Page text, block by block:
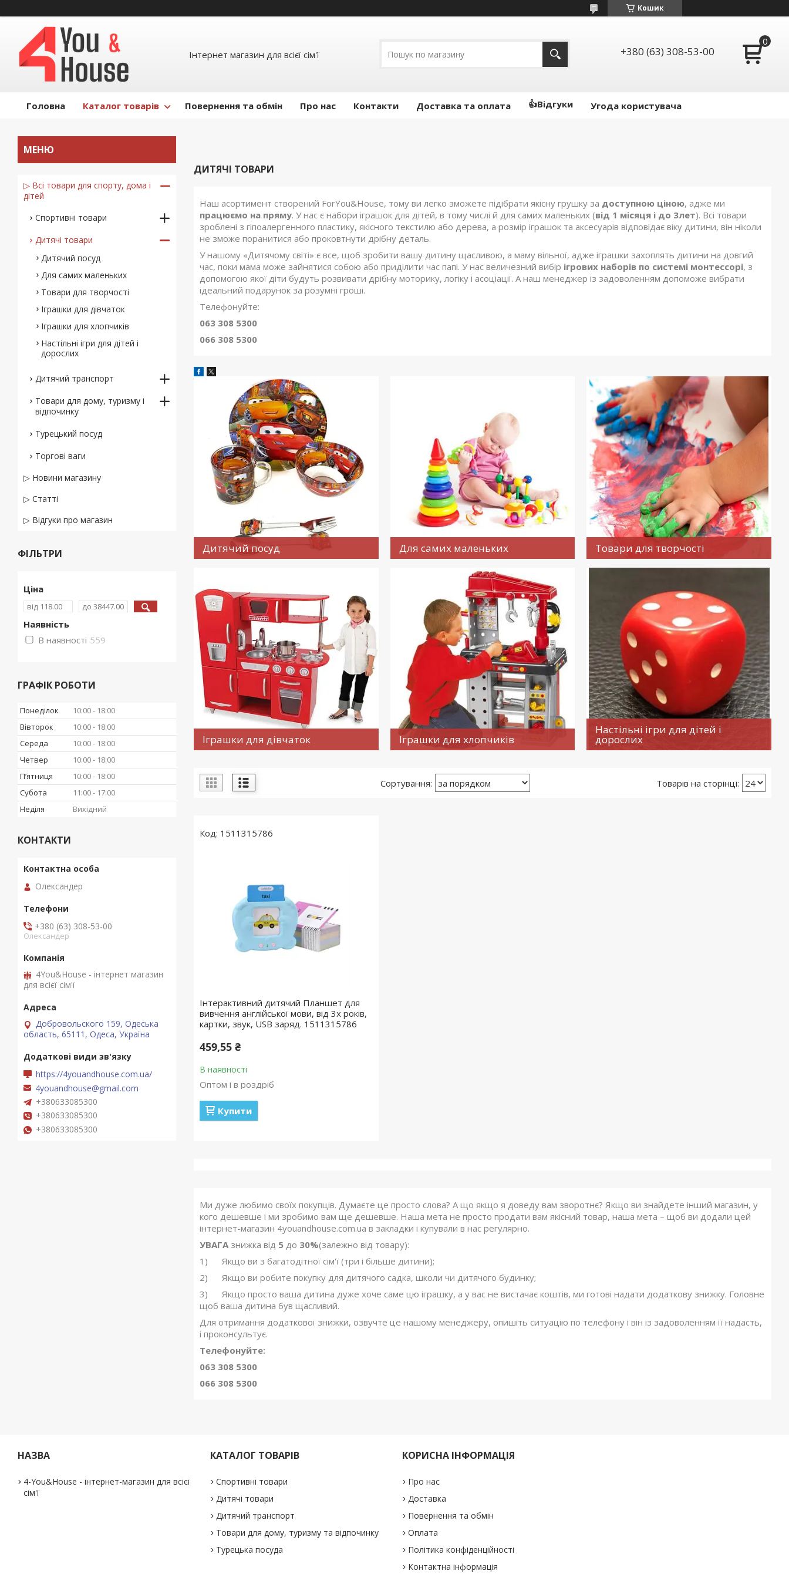
Кошик
Інтернет магазин для всієї сім'ї +380 (63) 308-53-00
Головна Каталог товарів Повернення та обмін Про нас Контакти Доставка та оплата 👍Відгуки Угода користувача
ДИТЯЧІ ТОВАРИ
Наш асортимент створений ForYou&House, тому ви легко зможете підібрати якісну грушку за доступною ціною, адже ми
працюємо на пряму. У нас є набори іграшок для дітей, в тому числі й для самих маленьких (від 1 місяця і до 3лет). Всі товари
зроблені з гіпоалергенного пластику, якісного текстилю або дерева, а розмір іграшок та аксесуарів відповідає віку дитини, він ніколи
не зможе поранитися або проковтнути дрібну деталь.
У нашому «Дитячому світі» є все, щоб зробити вашу дитину щасливою, а маму вільної, адже іграшки захоплять дитини на довгий
час, поки мама може зайнятися собою або приділити час папі. У нас величезний вибір ігрових наборів по системі монтессорі, з
допомогою якої діти будуть розвивати дрібну моторику, логіку і асоціації. А наш менеджер із задоволенням допоможе вибрати
ідеальний подарунок за розумні гроші.
Телефонуйте:
063 308 5300
066 308 5300
Дитячий посуд Для самих маленьких Товари для творчості
Іграшки для дівчаток Іграшки для хлопчиків
Настільні ігри для дітей і
дорослих
1511315786
Інтерактивний дитячий Планшет для
вивчення англійської мови, від 3х років,
картки, звук, USB заряд. 1511315786
459,55 ₴
В наявності
Оптом і в роздріб
Купити
Ми дуже любимо своїх покупців. Думаєте це просто слова? А що якщо я доведу вам зворотнє? Якщо ви знайдете інший магазин, у
кого дешевше і ми зробимо вам ще дешевше. Наша мета не просто продати вам якісний товар, наша мета – щоб ви додали цей
інтернет-магазин 4youandhouse.com.ua в закладки і купували в нас регулярно.
УВАГА знижка від 5 до 30%(залежно від товару):
1) Якщо ви з багатодітної сім'ї (три і більше дитини);
2) Якщо ви робите покупку для дитячого садка, школи чи дитячого будинку;
3) Якщо просто ваша дитина дуже хоче саме цю іграшку, а у вас не вистачає коштів, ми готові надати додаткову знижку. Головне
щоб ваша дитина був щасливий.
Для отримання додаткової знижки, озвучте це нашому менеджеру, опишіть ситуацію по телефону і він із задоволенням її надасть,
і проконсультує.
Телефонуйте:
063 308 5300
066 308 5300
▷ Всі товари для спорту, дома і
дітей
Спортивні товари
Дитячі товари
Дитячий посуд
Для самих маленьких
Товари для творчості
Іграшки для дівчаток
Іграшки для хлопчиків
Настільні ігри для дітей і
дорослих
Дитячий транспорт
Товари для дому, туризму і
відпочинку
Турецький посуд
Торгові ваги
▷ Новини магазину
▷ Статті
▷ Відгуки про магазин
ФІЛЬТРИ
Ціна
Наявність
В наявності 559
ГРАФІК РОБОТИ
Понеділок 10:00
18:00
Вівторок
10:00
18:00
Середа
10:00
18:00
Четвер
10:00
18:00
Пʼятниця
10:00
18:00
Субота
11:00
17:00
Неділя
Вихідний
КОНТАКТИ
Олександер
+380 (63) 308-53-00
Олександер
4You&House - інтернет магазин
для всієї сім'ї
Добровольского 159, Одеська
область, 65111, Одеса, Україна
https://4youandhouse.com.ua/
4youandhouse@gmail.com
+380633085300
+380633085300
+380633085300
НАЗВА
4-You&House - інтернет-магазин для всієї
сім'ї
КАТАЛОГ ТОВАРІВ
Спортивні товари
Дитячі товари
Дитячий транспорт
Товари для дому, туризму та відпочинку
Турецька посуда
КОРИСНА ІНФОРМАЦІЯ
Про нас
Доставка
Повернення та обмін
Оплата
Політика конфіденційності
Контактна інформація